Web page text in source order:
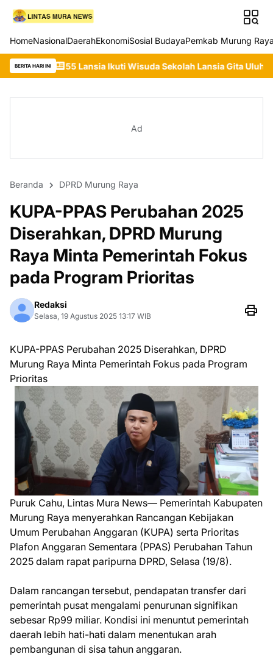
HomeNasionalDaerahEkonomiSosial BudayaPemkab Murung
BERITA HARI INI
Ikuti Wisuda Sekolah Lansia Gita Uluh Itah, DP3APPKB
Ad
Beranda DPRD Murung Raya
KUPA-PPAS Perubahan 2025
Diserahkan, DPRD Murung
Raya Minta Pemerintah Fokus
pada Program Prioritas
Redaksi
Selasa, 19 Agustus 2025 13:17 WIB
KUPA-PPAS Perubahan 2025 Diserahkan, DPRD
Murung Raya Minta Pemerintah Fokus pada Program
Prioritas
Puruk Cahu, Lintas Mura News— Pemerintah Kabupaten
Murung Raya menyerahkan Rancangan Kebijakan
Umum Perubahan Anggaran (KUPA) serta Prioritas
Plafon Anggaran Sementara (PPAS) Perubahan Tahun
2025 dalam rapat paripurna DPRD, Selasa (19/8).
Dalam rancangan tersebut, pendapatan transfer dari
pemerintah pusat mengalami penurunan signifikan
sebesar Rp99 miliar. Kondisi ini menuntut pemerintah
daerah lebih hati-hati dalam menentukan arah
pembangunan di sisa tahun anggaran.